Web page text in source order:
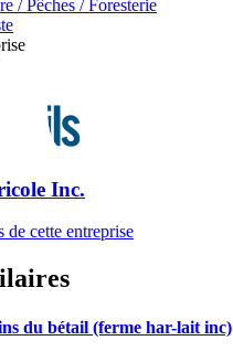
/ Pêches / Foresterie
Inc.
de cette entreprise
du bétail (ferme har-lait inc)